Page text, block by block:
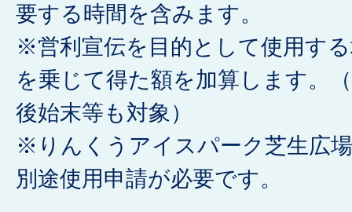
要する時間を含みます。
※営利宣伝を目的として使用す
を乗じて得た額を加算します。
後始末等も対象）
※りんくうアイスパーク芝生広
別途使用申請が必要です。